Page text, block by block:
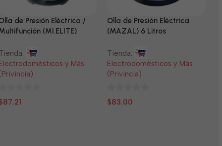
de Presión Eléctrica /
(MI.ELITE)
Electrodomésticos y Más
87.21
Olla de Presión Eléctrica
(MAZAL) 6 Litros
Tienda:
Electrodomésticos y Más
(Privincia)
0
$83.00